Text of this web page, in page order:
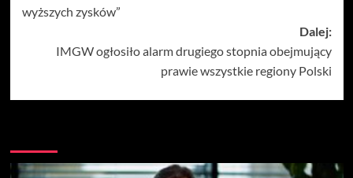
wyższych zysków”
Dalej:
IMGW ogłosiło alarm drugiego stopnia obejmujący
prawie wszystkie regiony Polski